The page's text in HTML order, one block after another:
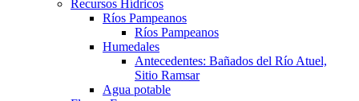
Recursos Hídricos
Ríos Pampeanos
Ríos Pampeanos
Humedales
Antecedentes: Bañados del Río Atuel,
Sitio Ramsar
Agua potable